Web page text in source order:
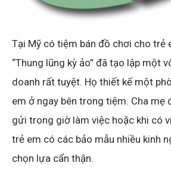
Tại Mỹ có tiệm bán đồ chơi cho trẻ
“Thung lũng kỳ ảo” đã tạo lập một
doanh rất tuyệt. Họ thiết kế một
em ở ngay bên trong tiệm. Cha mẹ
gửi trong giờ làm việc hoặc khi có
trẻ em có các bảo mẫu nhiều kinh
chọn lựa cẩn thận.